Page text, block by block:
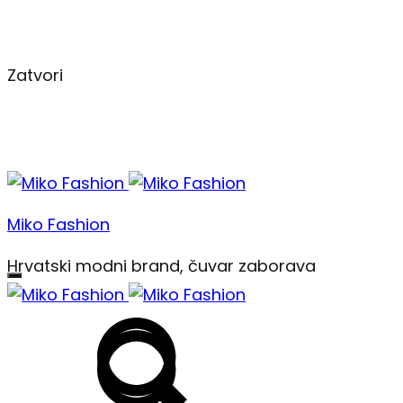
Izbornik
Miko Fashion
Hrvatski modni brand, čuvar zaborava
Zatvori